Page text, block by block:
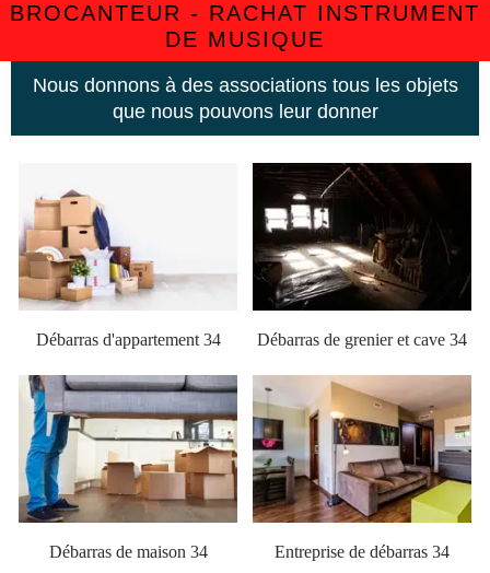
BROCANTEUR - RACHAT INSTRUMENT
DE MUSIQUE
Nous donnons à des associations tous les objets
que nous pouvons leur donner
Débarras d'appartement 34 Débarras de grenier et cave 34
Débarras de maison 34 Entreprise de débarras 34